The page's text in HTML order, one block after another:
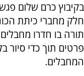
בקיבוץ כרם שלום
חלק מחברי כיתת
תורה בו חדרו
פרטים תוך כדי סיור
המחבלים.